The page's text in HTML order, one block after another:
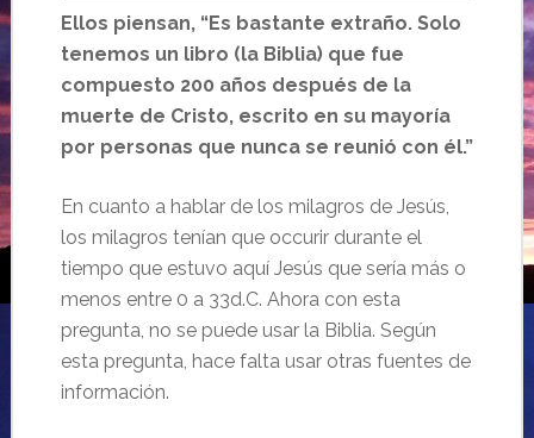
Ellos piensan, “Es bastante extraño. Solo
tenemos un libro (la Biblia) que fue
compuesto 200 años después de la
muerte de Cristo, escrito en su mayoría
por personas que nunca se reunió con él.”
En cuanto a hablar de los milagros de Jesús,
los milagros tenían que occurir durante el
tiempo que estuvo aquí Jesús que sería más o
menos entre 0 a 33d.C. Ahora con esta
pregunta, no se puede usar la Biblia. Según
esta pregunta, hace falta usar otras fuentes de
información.